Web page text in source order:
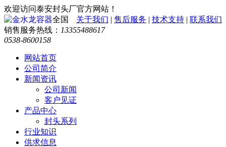
欢迎访问泰安封头厂官方网站！
关于我们 | 售后服务 | 技术支持 | 联系我们
全国
销售服务热线： 13355488617
0538-8600158
网站首页
公司简介
新闻资讯
公司新闻
客户见证
产品中心
封头系列
行业知识
供求信息